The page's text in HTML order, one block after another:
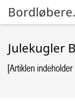
Julekugler